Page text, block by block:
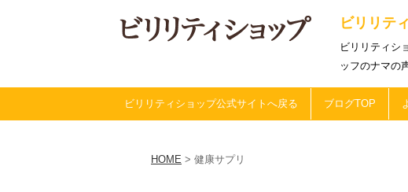
ビリリテ
ビリリティシ
ッフのナマの
ビリリティショップ公式サイトへ戻る ブログTOP
HOME > 健康サプリ